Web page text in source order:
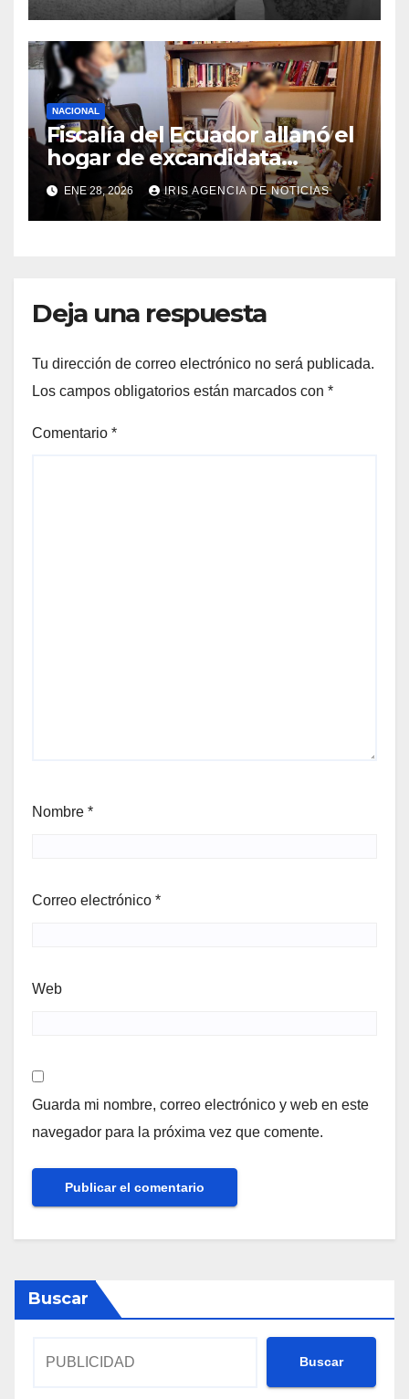
NACIONAL
Fiscalía del Ecuador allanó el
hogar de excandidata
presidencial vinculada al
caso Caja Chica
ENE 28, 2026 IRIS AGENCIA DE NOTICIAS
Deja una respuesta
Tu dirección de correo electrónico no será publicada.
Los campos obligatorios están marcados con *
Comentario *
Nombre *
Correo electrónico *
Web
Guarda mi nombre, correo electrónico y web en este
navegador para la próxima vez que comente.
Buscar
Buscar